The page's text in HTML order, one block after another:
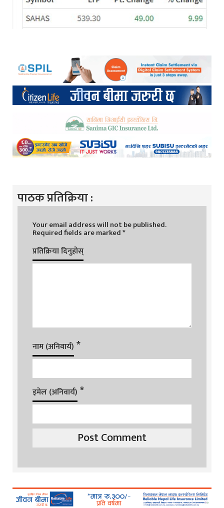
पाठक प्रतिक्रिया :
Your email address will not be published.
Required fields are marked*
प्रतिक्रिया दिनुहोस्
नाम (अनिवार्य) *
इमेल (अनिवार्य) *